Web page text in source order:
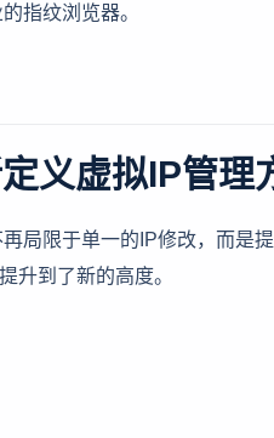
指纹浏览器。
义虚拟IP管理
局限于单一的IP修改，而是
升到了新的高度。